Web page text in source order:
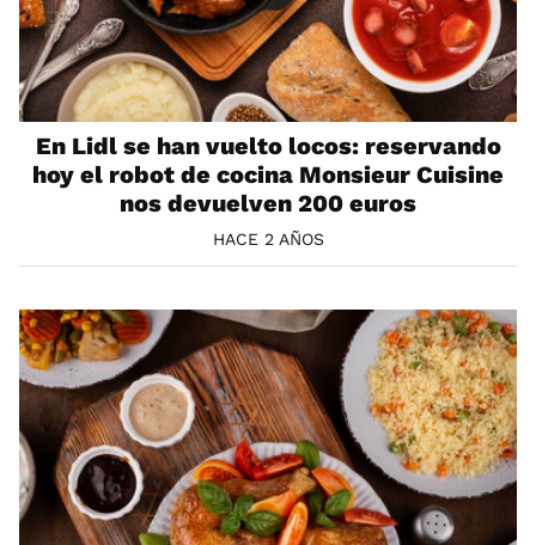
En Lidl se han vuelto locos: reservando
hoy el robot de cocina Monsieur Cuisine
nos devuelven 200 euros
HACE 2 AÑOS